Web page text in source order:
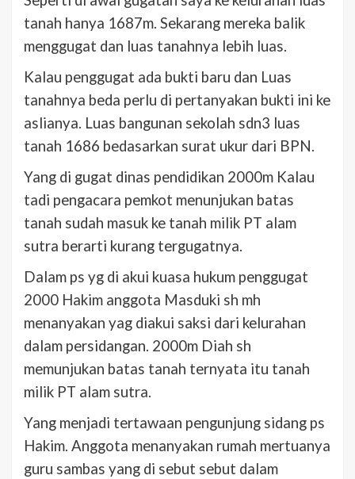
tanah hanya 1687m. Sekarang mereka balik
menggugat dan luas tanahnya lebih luas.
Kalau penggugat ada bukti baru dan Luas
tanahnya beda perlu di pertanyakan bukti ini ke
aslianya. Luas bangunan sekolah sdn3 luas
tanah 1686 bedasarkan surat ukur dari BPN.
Yang di gugat dinas pendidikan 2000m Kalau
tadi pengacara pemkot menunjukan batas
tanah sudah masuk ke tanah milik PT alam
sutra berarti kurang tergugatnya.
Dalam ps yg di akui kuasa hukum penggugat
2000 Hakim anggota Masduki sh mh
menanyakan yag diakui saksi dari kelurahan
dalam persidangan. 2000m Diah sh
memunjukan batas tanah ternyata itu tanah
milik PT alam sutra.
Yang menjadi tertawaan pengunjung sidang ps
Hakim. Anggota menanyakan rumah mertuanya
guru sambas yang di sebut sebut dalam